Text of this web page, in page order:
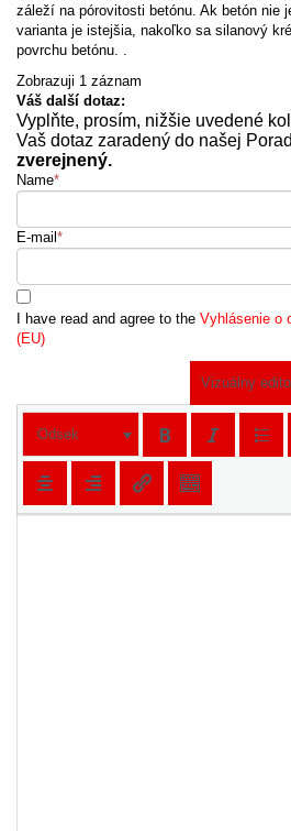
záleží na pórovitosti betónu. Ak betón nie
varianta je istejšia, nakoľko sa silanový
povrchu betónu. .
Zobrazuji 1 záznam
Váš další dotaz:
Vyplňte, prosím, nižšie uvedené
Vaš dotaz zaradený do našej
zverejnený.
Name*
E-mail *
I have read and agree to the Vyhlásenie o
(EU)
Vizuálny
Odsek